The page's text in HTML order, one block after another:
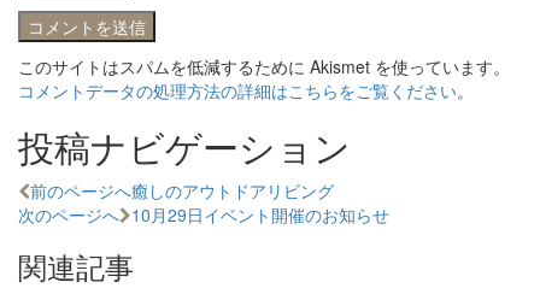
このサイトはスパムを低減するために Akismet を使っています。
コメントデータの処理方法の詳細はこちらをご覧ください。
投稿ナビゲーション
前のページへ癒しのアウトドアリビング
次のページへ 10月29日イベント開催のお知らせ
関連記事